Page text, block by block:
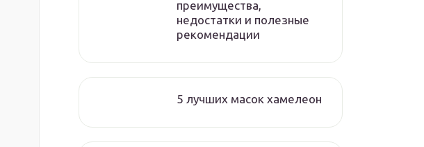
преимущества,
недостатки и полезные
рекомендации
5 лучших масок хамелеон